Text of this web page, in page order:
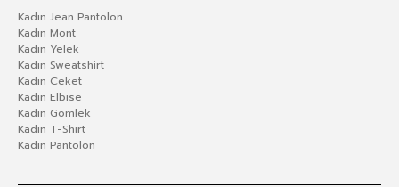
Kadın Jean Pantolon
Kadın Mont
Kadın Yelek
Kadın Sweatshirt
Kadın Ceket
Kadın Elbise
Kadın Gömlek
Kadın T-Shirt
Kadın Pantolon